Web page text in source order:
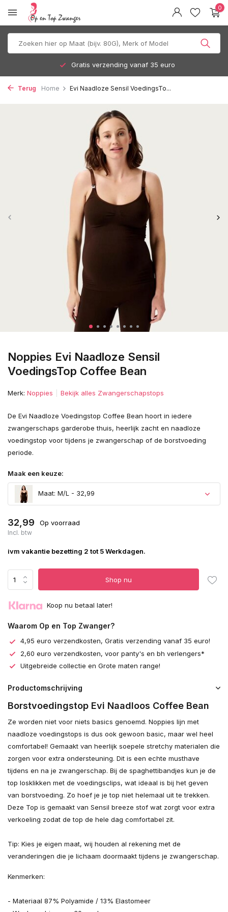
0
Gratis verzending vanaf 35 euro
Terug Home Evi Naadloze Sensil VoedingsTo...
Noppies Evi Naadloze Sensil
VoedingsTop Coffee Bean
Merk: Noppies Bekijk alles Zwangerschapstops
De Evi Naadloze Voedingstop Coffee Bean hoort in iedere
zwangerschaps garderobe thuis, heerlijk zacht en naadloze
voedingstop voor tijdens je zwangerschap of de borstvoeding
periode.
Maak een keuze:
Maat: M/L - 32,99
32,99 Op voorraad
Incl. btw
ivm vakantie bezetting 2 tot 5 Werkdagen.
Shop nu
Koop nu betaal later!
Waarom Op en Top Zwanger?
4,95 euro verzendkosten, Gratis verzending vanaf 35 euro!
2,60 euro verzendkosten, voor panty's en bh verlengers*
Uitgebreide collectie en Grote maten range!
Productomschrijving
Borstvoedingstop Evi Naadloos Coffee Bean
Ze worden niet voor niets basics genoemd. Noppies lijn met
naadloze voedingstops is dus ook gewoon basic, maar wel heel
comfortabel! Gemaakt van heerlijk soepele stretchy materialen die
zorgen voor extra ondersteuning. Dit is een echte musthave
tijdens en na je zwangerschap. Bij de spaghettibandjes kun je de
top losklikken met de voedingsclips, wat ideaal is bij het geven
van borstvoeding. Zo hoef je je top niet helemaal uit te trekken.
Deze Top is gemaakt van Sensil breeze stof wat zorgt voor extra
verkoeling zodat de top de hele dag comfortabel zit.
Tip: Kies je eigen maat, wij houden al rekening met de
veranderingen die je lichaam doormaakt tijdens je zwangerschap.
Kenmerken:
- Materiaal 87% Polyamide / 13% Elastomeer